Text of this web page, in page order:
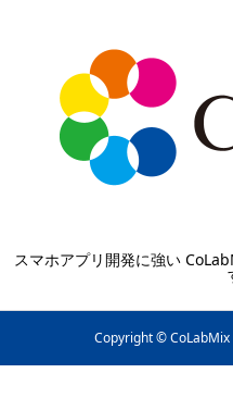
スマホアプリ開発に強い
Copyright © CoLabMix